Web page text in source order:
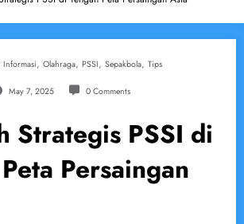
Informasi, Olahraga, PSSI, Sepakbola, Tips
May 7, 2025 0 Comments
Strategis PSSI di
Persaingan